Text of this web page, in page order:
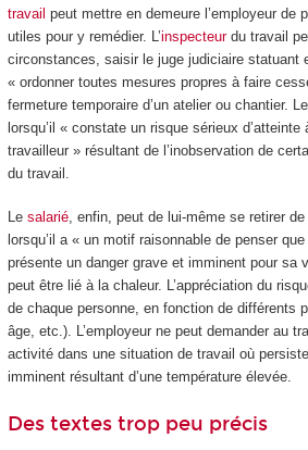
travail peut mettre en demeure l’employeur de
utiles pour y remédier. L’inspecteurdu travail
circonstances, saisir le juge judiciaire statuant
« ordonner toutes mesures propres à faire
fermeture temporaire d’un atelier ou chantier.
lorsqu’il « constate un risque sérieux d’atteinte
travailleur » résultant de l’inobservation de
du travail.
Le salarié, enfin, peut de lui-même se retirer de
lorsqu’il a « un motif raisonnable de penser
présente un danger grave et imminent pour sa
peut être lié à la chaleur. L’appréciation du
de chaque personne, en fonction de différents
âge, etc.). L’employeur ne peut demander au
activité dans une situation de travail où
imminent résultant d’une température élevée.
Des textes trop peu précis